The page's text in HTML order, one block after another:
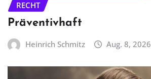
RECHT
Präventivhaft
Heinrich Schmitz Aug. 8, 2026